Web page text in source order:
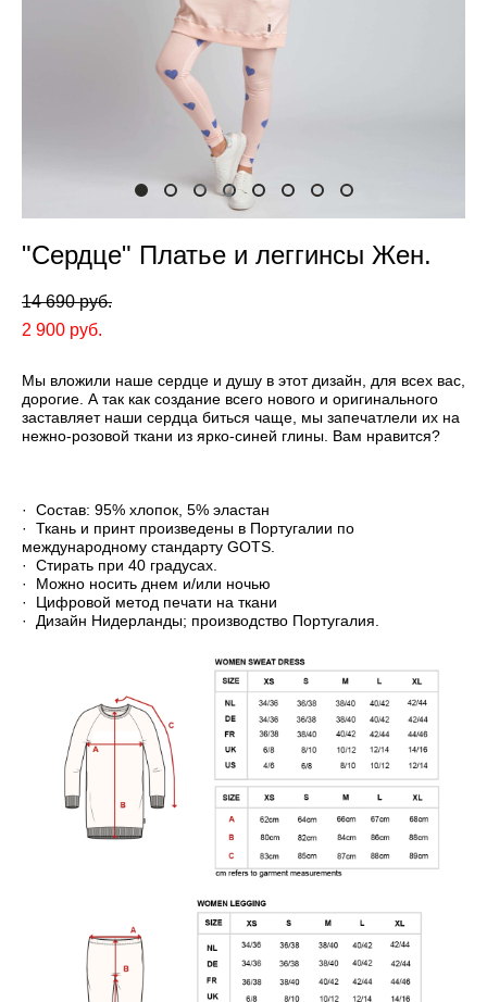
"Сердце" Платье и леггинсы Жен.
14 690 pуб.
2 900 pуб.
Мы вложили наше сердце и душу в этот дизайн, для всех вас,
дорогие. А так как создание всего нового и оригинального
заставляет наши сердца биться чаще, мы запечатлели их на
нежно-розовой ткани из ярко-синей глины. Вам нравится?
· Состав: 95% хлопок, 5% эластан
· Ткань и принт произведены в Португалии по
международному стандарту GOTS.
· Стирать при 40 градусах.
· Можно носить днем и/или ночью
· Цифровой метод печати на ткани
· Дизайн Нидерланды; производство Португалия.